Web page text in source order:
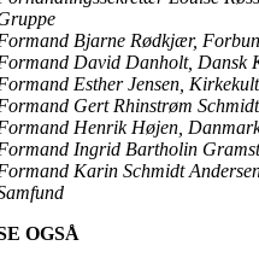
Bjarne Rødkjær,
David Danholt, Dansk
Esther Jensen,
Gert Rhinstrøm
Henrik Højen,
Ingrid Bartholin
Karin Schmidt
OGSÅ